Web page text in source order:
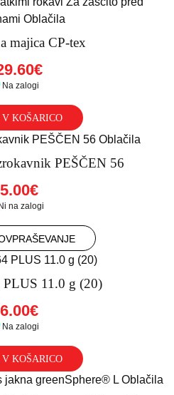
majica CP-tex
Na zalogi
V KOŠARICO
PEŠČEN 56
na zalogi
11.0 g (20)
Na zalogi
V KOŠARICO